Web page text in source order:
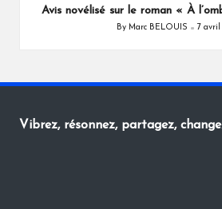
Avis novélisé sur le roman « À
Posted
By Marc BELOUIS 7 avril
Vibrez, résonnez, partagez,